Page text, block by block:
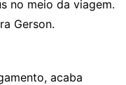
no meio da viagem.
Gerson.
acaba